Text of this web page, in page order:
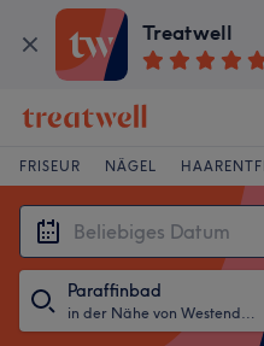
Treatwell
FRISEUR NÄGEL
Paraffinbad
in der Nähe von Westend-Süd, Frankfurt am Main